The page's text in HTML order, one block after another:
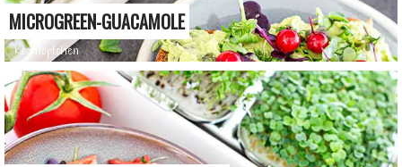
MICROGREEN-GUACAMOLE
Kochtöpfchen